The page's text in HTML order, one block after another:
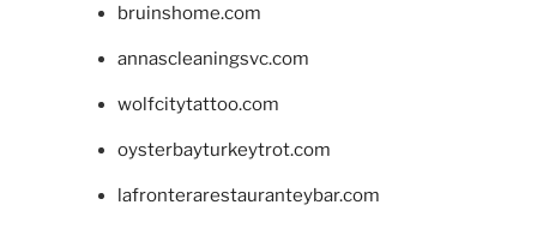
bruinshome.com
annascleaningsvc.com
wolfcitytattoo.com
oysterbayturkeytrot.com
lafronterarestauranteybar.com